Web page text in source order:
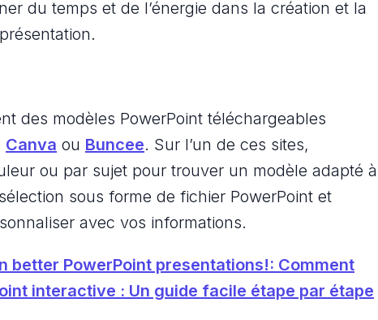
du temps et de l’énergie dans la création et la
des modèles PowerPoint téléchargeables
Canva ou Buncee. Sur l’un de ces sites,
ou par sujet pour trouver un modèle adapté à
sous forme de fichier PowerPoint et
avec vos informations.
better PowerPoint presentations!: Comment
interactive : Un guide facile étape par étape